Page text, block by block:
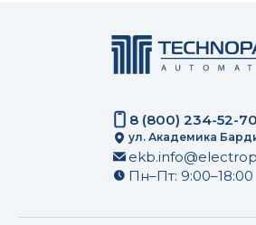
8 (800) 234-52-70
ул. Академика
Пн–Пт: 9:00–18:00